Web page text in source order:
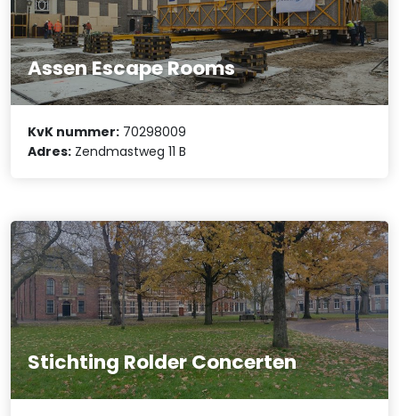
Assen Escape Rooms
KvK nummer: 70298009
Adres: Zendmastweg 11 B
Stichting Rolder Concerten